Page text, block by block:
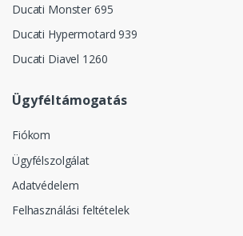
Ducati Monster 695
Ducati Hypermotard 939
Ducati Diavel 1260
Ügyféltámogatás
Fiókom
Ügyfélszolgálat
Adatvédelem
Felhasználási feltételek